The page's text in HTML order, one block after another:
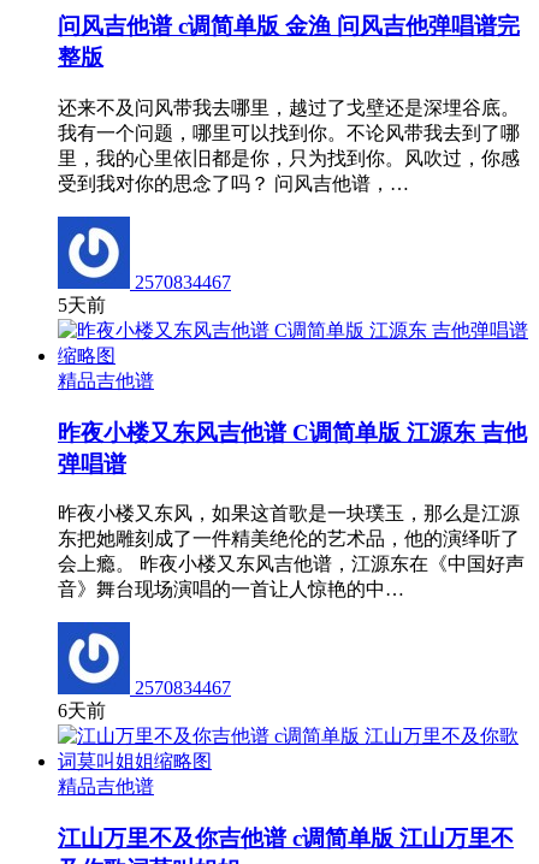
问风吉他谱 c调简单版 金渔 问风吉他弹唱谱完
整版
还来不及问风带我去哪里，越过了戈壁还是深埋谷底。
我有一个问题，哪里可以找到你。不论风带我去到了哪
里，我的心里依旧都是你，只为找到你。风吹过，你感
受到我对你的思念了吗？ 问风吉他谱，…
2570834467
5天前
精品吉他谱
昨夜小楼又东风吉他谱 C调简单版 江源东 吉他
弹唱谱
昨夜小楼又东风，如果这首歌是一块璞玉，那么是江源
东把她雕刻成了一件精美绝伦的艺术品，他的演绎听了
会上瘾。 昨夜小楼又东风吉他谱，江源东在《中国好声
音》舞台现场演唱的一首让人惊艳的中…
2570834467
6天前
精品吉他谱
江山万里不及你吉他谱 c调简单版 江山万里不